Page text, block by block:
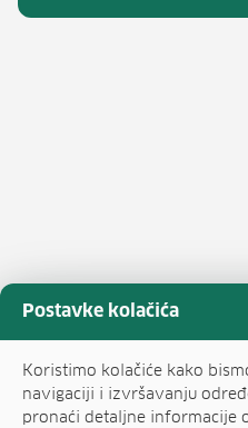
Postavke kolačića
Koristimo kolačiće kako
navigaciji i izvršavanju
pronaći detaljne informacije